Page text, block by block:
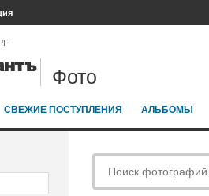
Фото
СВЕЖИЕ ПОСТУПЛЕНИЯ АЛЬБОМЫ